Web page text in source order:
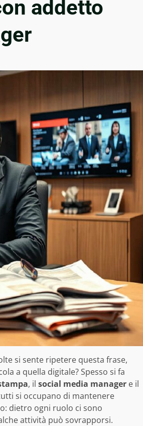
addetto
si sente ripetere questa frase,
a quella digitale? Spesso si fa
, il social media manager e il
si occupano di mantenere
dietro ogni ruolo ci sono
attività può sovrapporsi.